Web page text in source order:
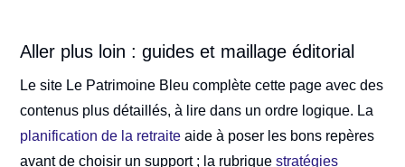
Aller plus loin : guides et maillage éditorial
Le site Le Patrimoine Bleu complète cette page avec des
contenus plus détaillés, à lire dans un ordre logique. La
planification de la retraite aide à poser les bons repères
avant de choisir un support ; la rubriquestratégies